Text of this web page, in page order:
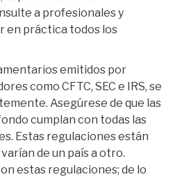
a profesionales y
en práctica todos los
emitidos por
como CFTC, SEC e IRS, se
Asegúrese de que las
cumplan con todas las
Estas regulaciones están
de un país a otro.
estas regulaciones; de lo